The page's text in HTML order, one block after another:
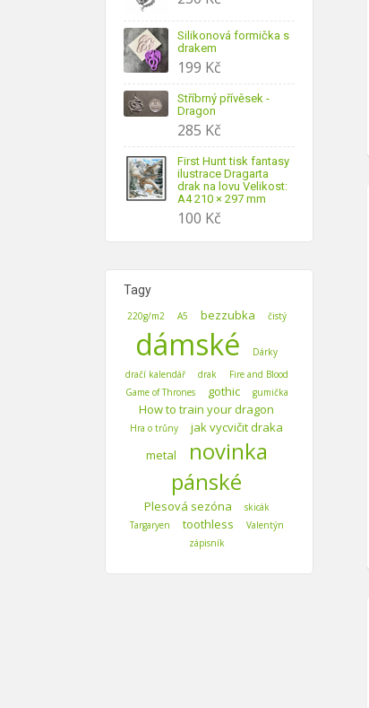
Silikonová formička s
drakem
199 Kč
Stříbrný přívěsek -
Dragon
285 Kč
First Hunt tisk fantasy
ilustrace Dragarta
drak na lovu Velikost:
A4 210 × 297 mm
100 Kč
Tagy
220g/m2 A5 bezzubka čistý
dámské
Dárky
dračí kalendář
drak
Fire and Blood
Game of Thrones
gothic gumička
How to train your dragon
Hra o trůny
jak vycvičit draka
metal
novinka
pánské
Plesová sezóna
skicák
Targaryen
toothless
Valentýn
zápisník